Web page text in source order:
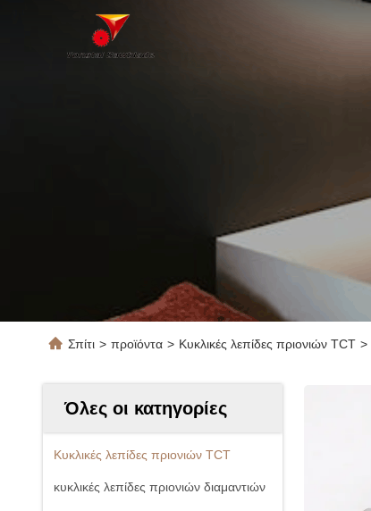
Σπίτι > προϊόντα > Κυκλικές λεπίδες πριονιών TCT >
Όλες οι κατηγορίες
Κυκλικές λεπίδες πριονιών TCT
κυκλικές λεπίδες πριονιών διαμαντιών